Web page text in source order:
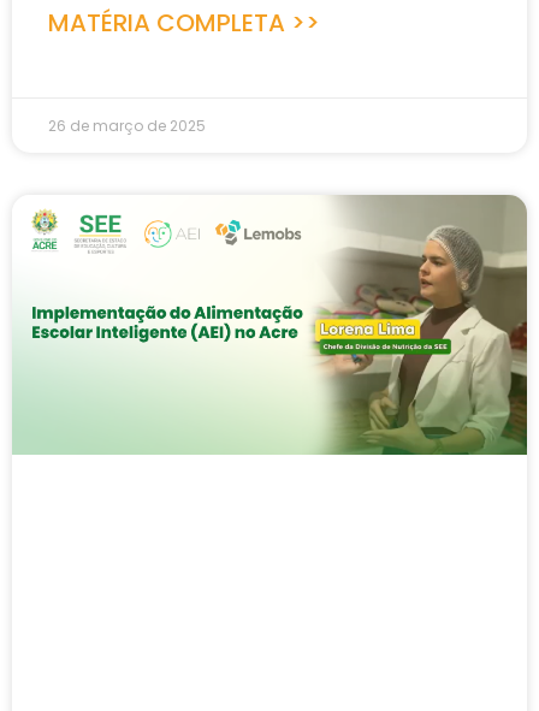
MATÉRIA COMPLETA >>
26 de março de 2025